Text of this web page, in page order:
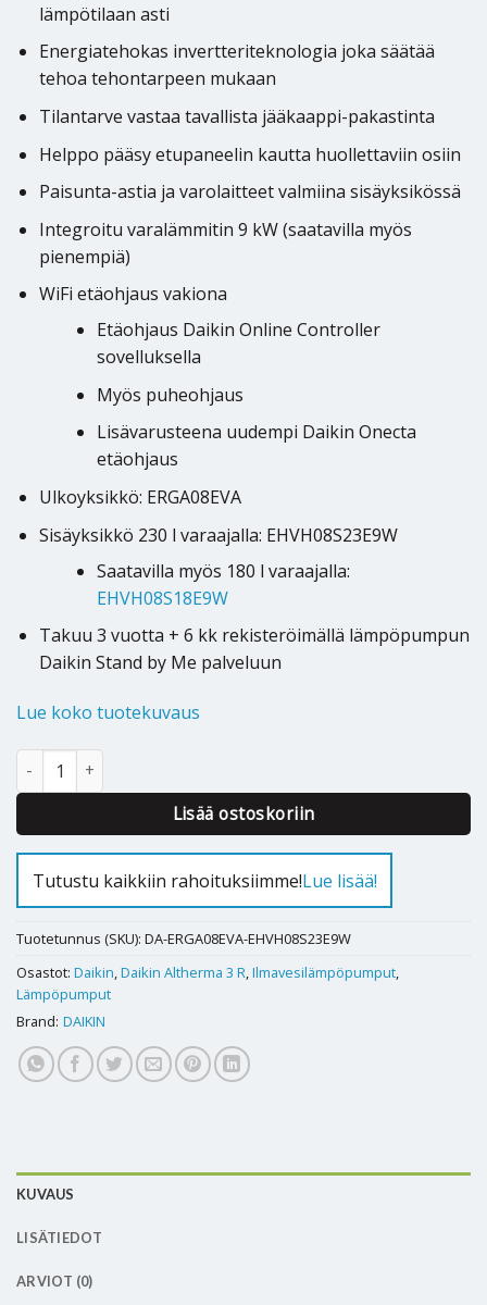
lämpötilaan asti
Energiatehokas invertteriteknologia joka säätää
tehoa tehontarpeen mukaan
Tilantarve vastaa tavallista jääkaappi-pakastinta
Helppo pääsy etupaneelin kautta huollettaviin osiin
Paisunta-astia ja varolaitteet valmiina sisäyksikössä
Integroitu varalämmitin 9 kW (saatavilla myös
pienempiä)
WiFi etäohjaus vakiona
Etäohjaus Daikin Online Controller
sovelluksella
Myös puheohjaus
Lisävarusteena uudempi Daikin Onecta
etäohjaus
Ulkoyksikkö: ERGA08EVA
Sisäyksikkö 230 l varaajalla: EHVH08S23E9W
Saatavilla myös 180 l varaajalla:
EHVH08S18E9W
Takuu 3 vuotta + 6 kk rekisteröimällä lämpöpumpun
Daikin Stand by Me palveluun
Lue koko tuotekuvaus
Ilmavesilämpöpumppu Daikin Altherma 3R F 8kW 230l määrä
Lisää ostoskoriin
Alternative:
Tutustu kaikkiin rahoituksiimme!Lue lisää!
Tuotetunnus (SKU): DA-ERGA08EVA-EHVH08S23E9W
Osastot: Daikin,Daikin Altherma 3 R,Ilmavesilämpöpumput,
Lämpöpumput
Brand: DAIKIN
KUVAUS
LISÄTIEDOT
ARVIOT (0)